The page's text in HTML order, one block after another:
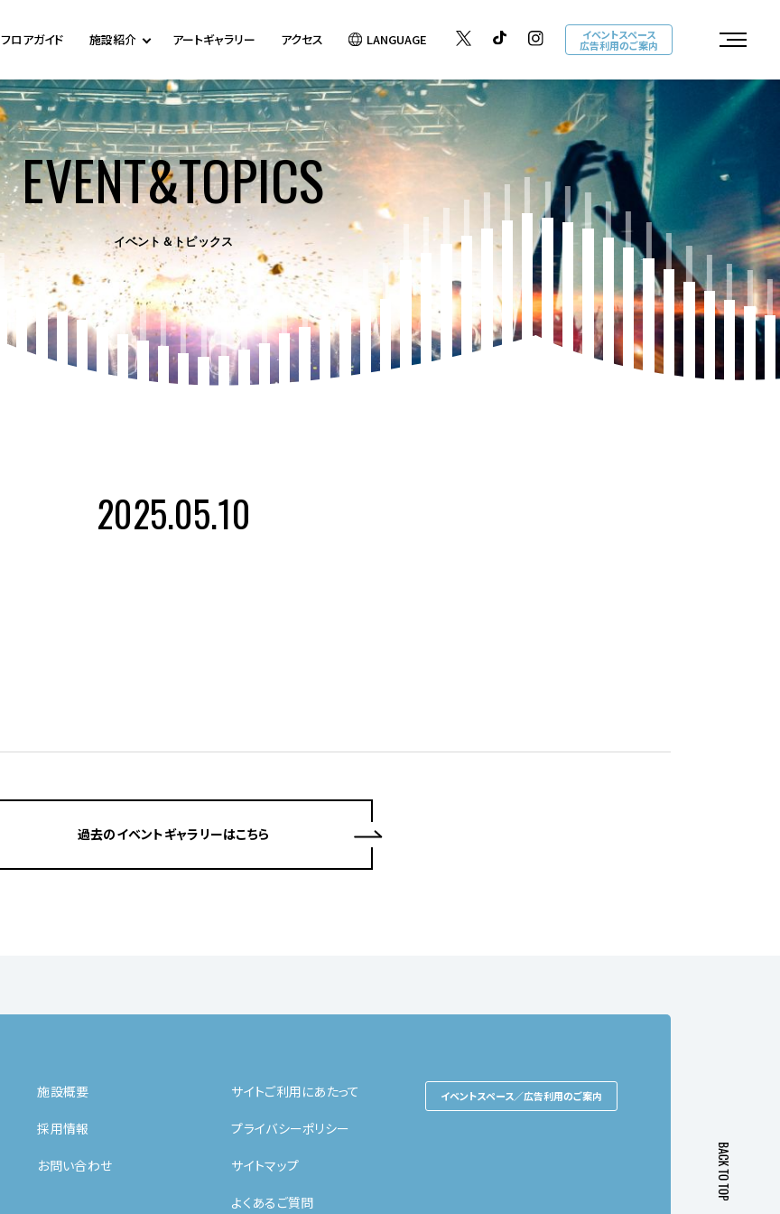
フロアガイド 施設紹介 アートギャラリー アクセス LANGUAGE イベントスペース
広告利用のご案内
EVENT&TOPICS
イベント＆トピックス
2025.05.10
過去のイベントギャラリーはこちら
施設概要
採用情報
お問い合わせ
サイトご利用にあたって
プライバシーポリシー
サイトマップ
よくあるご質問
イベントスペース／広告利用のご案内